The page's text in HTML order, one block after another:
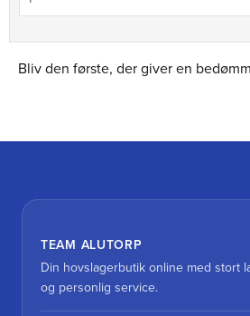
Bliv den første, der giver en
TEAM ALUTORP
Din hovslagerbutik online med stort
og personlig service.